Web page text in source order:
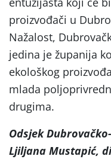
proizvođači u
Nažalost,
jedina je županija
ekološkog
mlada
drugima.
Odsjek
Ljiljana Mustapić,